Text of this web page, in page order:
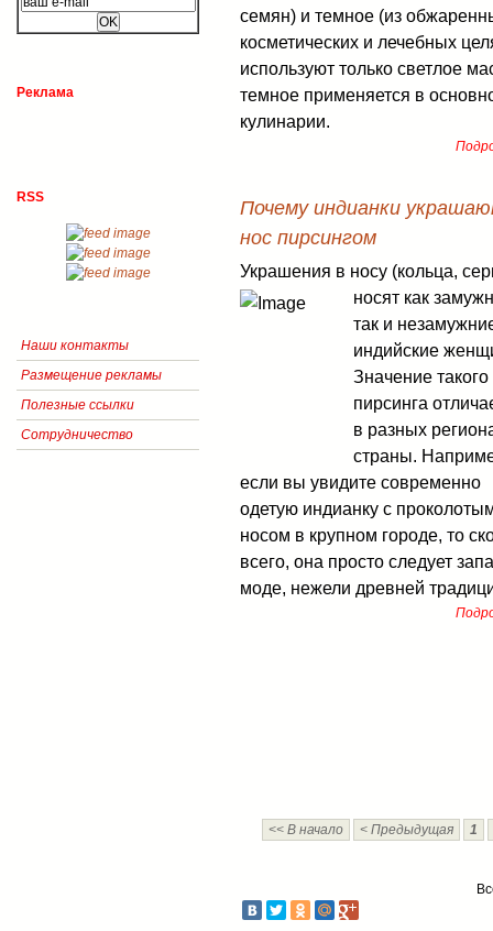
семян) и темное (из
косметических и лечебных
используют только светлое
темное применяется в
кулинарии.
Почему индианки
нос пирсингом
Украшения в носу (кольца,
носят как
так и
индийские
Значение такого
пирсинга
в разных
страны.
если вы увидите современно
одетую индианку с
носом в крупном городе, то
всего, она просто следует
моде, нежели древней
<< В начало < Предыдущая 1
Реклама
RSS
Наши контакты
Размещение рекламы
Полезные ссылки
Сотрудничество